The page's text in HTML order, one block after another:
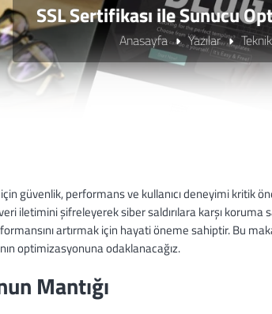
SSL Sertifikası ile Sunucu
Anasayfa Yazılar
güvenlik, performans ve kullanıcı deneyimi kritik
iletimini şifreleyerek siber saldırılara karşı
artırmak için hayati öneme sahiptir. Bu
optimizasyonuna odaklanacağız.
Mantığı